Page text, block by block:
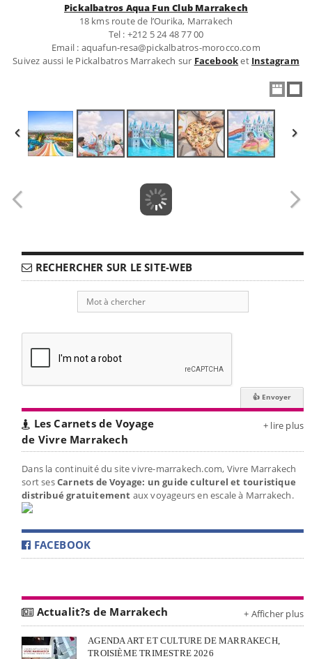
Pickalbatros Aqua Fun Club Marrakech
18 kms route de l’Ourika, Marrakech
Tel : +212 5 24 48 77 00
Email : aquafun-resa@pickalbatros-morocco.com
Suivez aussi le Pickalbatros Marrakech sur Facebooket Instagram
RECHERCHER SUR LE SITE-WEB
Les Carnets de Voyage
de Vivre Marrakech
+ lire plus
Dans la continuité du site vivre-marrakech.com, Vivre Marrakech
sort sesCarnets de Voyage: un guide culturel et touristique
distribué gratuitement aux voyageurs en escale à Marrakech.
FACEBOOK
Actualit?s de Marrakech + Afficher plus
AGENDA ART ET CULTURE DE MARRAKECH,
TROISIÈME TRIMESTRE 2026